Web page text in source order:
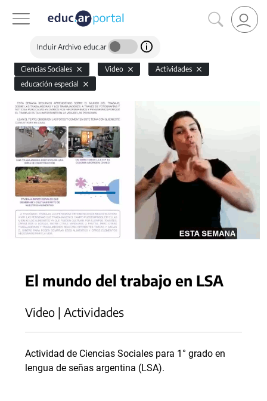
Incluir Archivo educ.ar
Ciencias Sociales Video
Actividades
educación especial
El mundo del trabajo en LSA
Video | Actividades
Actividad de Ciencias Sociales para 1° grado en
lengua de señas argentina (LSA).